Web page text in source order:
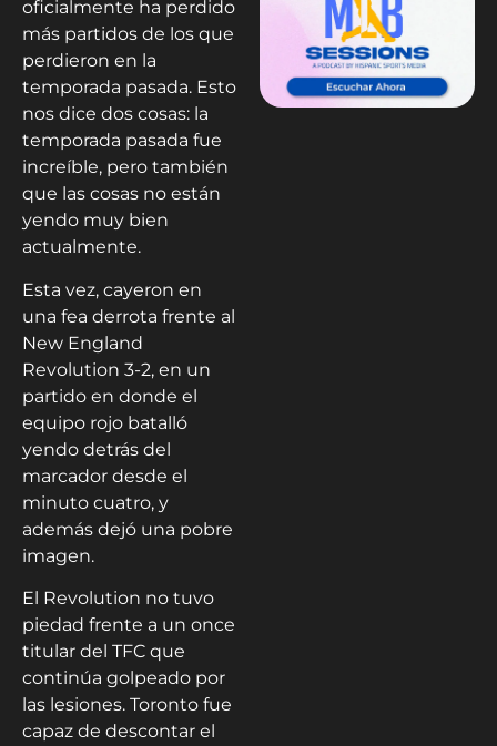
oficialmente ha perdido
más partidos de los que
perdieron en la
temporada pasada. Esto
nos dice dos cosas: la
temporada pasada fue
increíble, pero también
que las cosas no están
yendo muy bien
actualmente.
Esta vez, cayeron en
una fea derrota frente al
New England
Revolution 3-2, en un
partido en donde el
equipo rojo batalló
yendo detrás del
marcador desde el
minuto cuatro, y
además dejó una pobre
imagen.
El Revolution no tuvo
piedad frente a un once
titular del TFC que
continúa golpeado por
las lesiones. Toronto fue
capaz de descontar el